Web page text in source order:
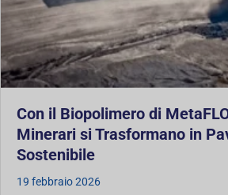
Con il Biopolimero di
Minerari si Trasformano in
Sostenibile
19 febbraio 2026